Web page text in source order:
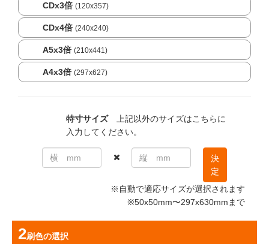
CDx3倍 (120x357)
CDx4倍 (240x240)
A5x3倍 (210x441)
A4x3倍 (297x627)
特寸サイズ上記以外のサイズはこちらに
入力してください。
決
定
※自動で適応サイズが選択されます
※50x50mm〜297x630mmまで
刷色の選択